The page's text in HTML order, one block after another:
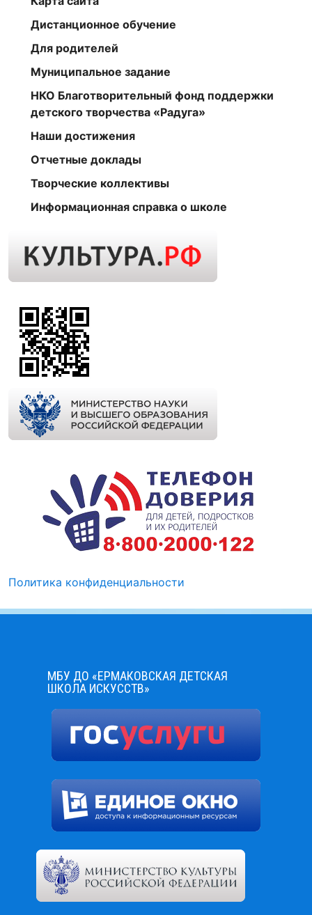
Дистанционное обучение
Для родителей
Муниципальное задание
НКО Благотворительный фонд поддержки
детского творчества «Радуга»
Наши достижения
Отчетные доклады
Творческие коллективы
Информационная справка о школе
Политика конфиденциальности
МБУ ДО «ЕРМАКОВСКАЯ ДЕТСКАЯ
ШКОЛА ИСКУССТВ»